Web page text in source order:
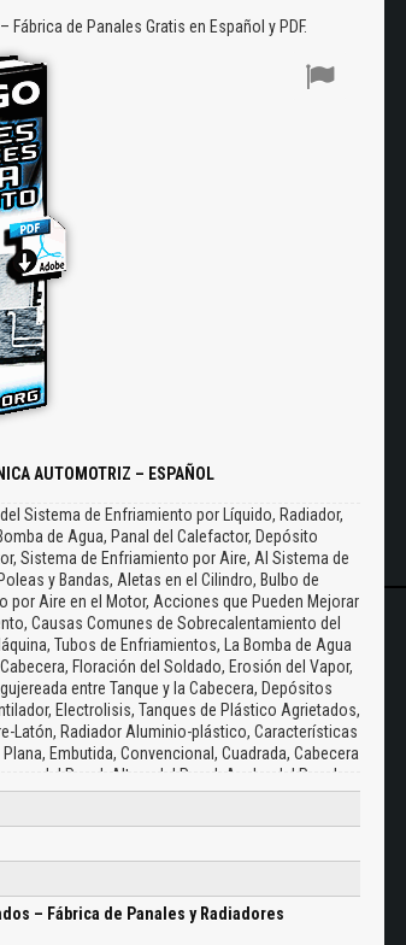
de Panales Gratis en Español y PDF.
AUTOMOTRIZ – ESPAÑOL
Sistema de Enfriamiento por Líquido, Radiador,
de Agua, Panal del Calefactor, Depósito
Sistema de Enfriamiento por Aire, Al Sistema de
y Bandas, Aletas en el Cilindro, Bulbo de
por Aire en el Motor, Acciones que Pueden Mejorar
Causas Comunes de Sobrecalentamiento del
Tubos de Enfriamientos, La Bomba de Agua
Floración del Soldado, Erosión del Vapor,
entre Tanque y la Cabecera, Depósitos
Electrolisis, Tanques de Plástico Agrietados,
Latón, Radiador Aluminio-plástico, Características
Embutida, Convencional, Cuadrada, Cabecera
del Panal, Altura del Panal, Ancho del Panal,
Radiadores Industriales, Medidas del Panal,
Ligeras, Elementos Básicos de los Radiadores
de Sujeción, Enfriador de Aceite, Canales de
Automotrices, Radiadores Audi, BMW,
GMC, Oldsmobile, Opel, Pontiac, Suzuki,
Mazda, Mercury, Radiadores Honda, Isuzu,
Peugeot, Renault, Radiadores Toyota,
– Fábrica de Panales y Radiadores